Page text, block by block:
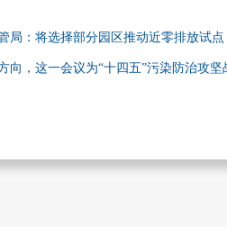
局：将选择部分园区推动近零排放试
向，这一会议为“十四五”污染防治攻坚